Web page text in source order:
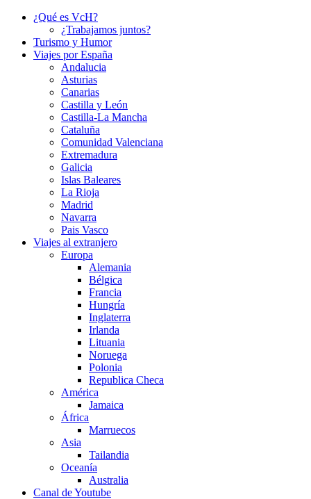
¿Qué es VcH?
¿Trabajamos juntos?
Turismo y Humor
Viajes por España
Andalucia
Asturias
Canarias
Castilla y León
Castilla-La Mancha
Cataluña
Comunidad Valenciana
Extremadura
Galicia
Islas Baleares
La Rioja
Madrid
Navarra
Pais Vasco
Viajes al extranjero
Europa
Alemania
Bélgica
Francia
Hungría
Inglaterra
Irlanda
Lituania
Noruega
Polonia
Republica Checa
América
Jamaica
África
Marruecos
Asia
Tailandia
Oceanía
Australia
Canal de Youtube